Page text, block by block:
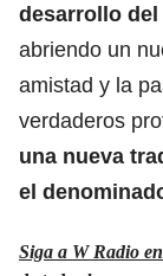
desarrollo
abriendo un
amistad y la
verdaderos
una nueva
el
Siga a W Radio